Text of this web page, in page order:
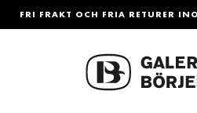
FRI FRAKT OCH FRIA RETURER